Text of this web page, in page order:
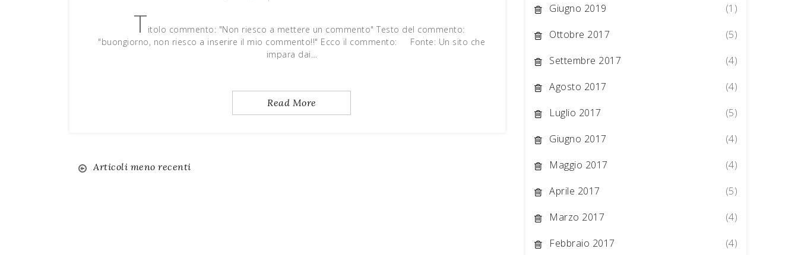
Titolo commento: "Non riesco a mettere un commento" Testo del commento:
"buongiorno, non riesco a inserire il mio commento!!" Ecco il commento: Fonte: Un sito che
impara dai…
Read More
Navigazione
Articoli meno recenti
Giugno 2019
(1)
Ottobre 2017
(5)
Settembre 2017
(4)
Agosto 2017
(4)
Luglio 2017
(5)
Giugno 2017
(4)
Maggio 2017
(4)
Aprile 2017
(5)
Marzo 2017
(4)
Febbraio 2017
(4)